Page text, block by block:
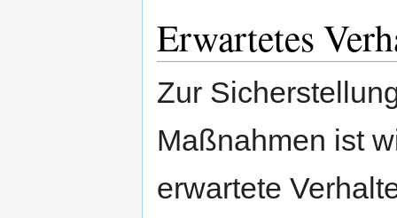
Erwartetes
Zur
Maßnahmen ist
erwartete